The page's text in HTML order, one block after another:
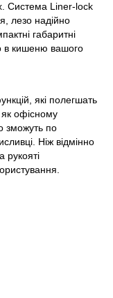
Система Liner-lock
лезо надійно
габаритні
в кишеню вашого
які полегшать
як офісному
зможуть по
Ніж відмінно
рукояті